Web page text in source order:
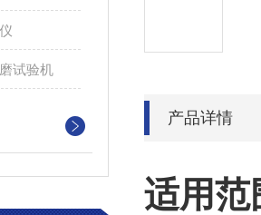
试验机
产品详情
适用范